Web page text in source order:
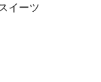
イーツ